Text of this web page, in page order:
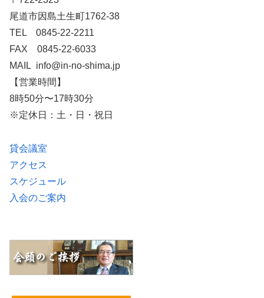
尾道市因島土生町1762-38
TEL 0845-22-2211
FAX 0845-22-6033
MAIL info@in-no-shima.jp
【営業時間】
8時50分〜17時30分
※定休日：土・日・祝日
貸会議室
アクセス
スケジュール
入会のご案内